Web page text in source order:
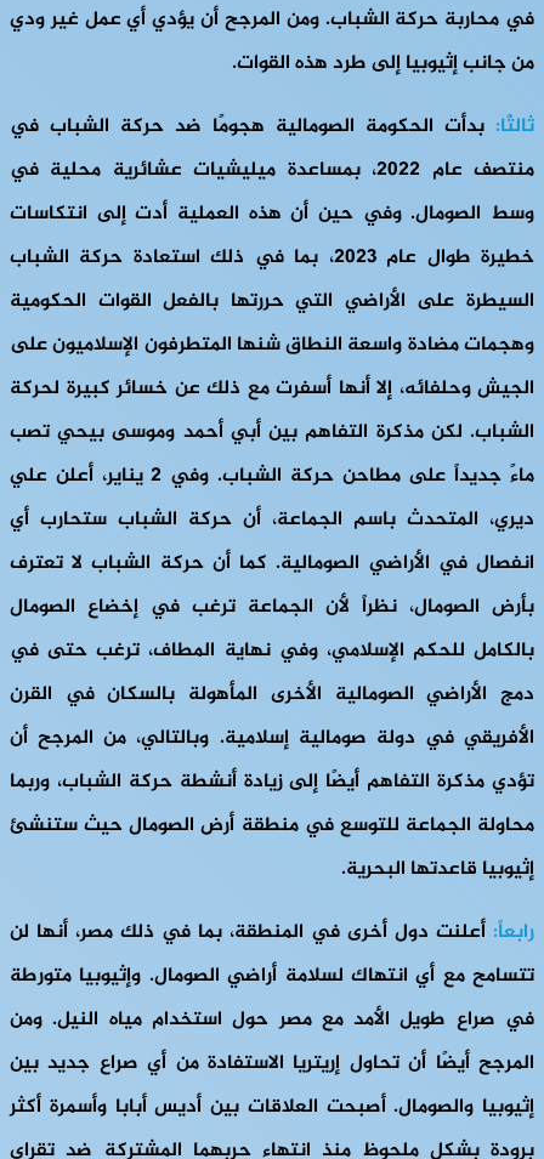
في محاربة حركة الشباب. ومن المرجح أن يؤدي أي عمل غير ودي
من جانب إثيوبيا إلى طرد هذه القوات.
ثالثًا: بدأت الحكومة الصومالية هجومًا ضد حركة الشباب في
منتصف عام 2022، بمساعدة ميليشيات عشائرية محلية في
وسط الصومال. وفي حين أن هذه العملية أدت إلى انتكاسات
خطيرة طوال عام 2023، بما في ذلك استعادة حركة الشباب
السيطرة على الأراضي التي حررتها بالفعل القوات الحكومية
وهجمات مضادة واسعة النطاق شنها المتطرفون الإسلاميون على
الجيش وحلفائه، إلا أنها أسفرت مع ذلك عن خسائر كبيرة لحركة
الشباب. لكن مذكرة التفاهم بين أبي أحمد وموسى بيحي تصب
ماءً جديداً على مطاحن حركة الشباب. وفي 2 يناير، أعلن علي
ديري، المتحدث باسم الجماعة، أن حركة الشباب ستحارب أي
انفصال في الأراضي الصومالية. كما أن حركة الشباب لا تعترف
بأرض الصومال، نظراً لأن الجماعة ترغب في إخضاع الصومال
بالكامل للحكم الإسلامي، وفي نهاية المطاف، ترغب حتى في
دمج الأراضي الصومالية الأخرى المأهولة بالسكان في القرن
الأفريقي في دولة صومالية إسلامية. وبالتالي، من المرجح أن
تؤدي مذكرة التفاهم أيضًا إلى زيادة أنشطة حركة الشباب، وربما
محاولة الجماعة للتوسع في منطقة أرض الصومال حيث ستنشئ
إثيوبيا قاعدتها البحرية.
رابعاً: أعلنت دول أخرى في المنطقة، بما في ذلك مصر، أنها لن
تتسامح مع أي انتهاك لسلامة أراضي الصومال. وإثيوبيا متورطة
في صراع طويل الأمد مع مصر حول استخدام مياه النيل. ومن
المرجح أيضًا أن تحاول إريتريا الاستفادة من أي صراع جديد بين
إثيوبيا والصومال. أصبحت العلاقات بين أديس أبابا وأسمرة أكثر
برودة بشكل ملحوظ منذ انتهاء حربهما المشتركة ضد تقراي